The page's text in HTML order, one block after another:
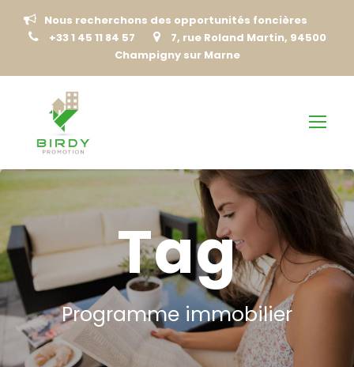
Nous recherchons des opportunités foncières
+33 1 45 11 84 57
7, rue Roland Martin, 94500
Champigny sur Marne
Tag
Programme immobilier